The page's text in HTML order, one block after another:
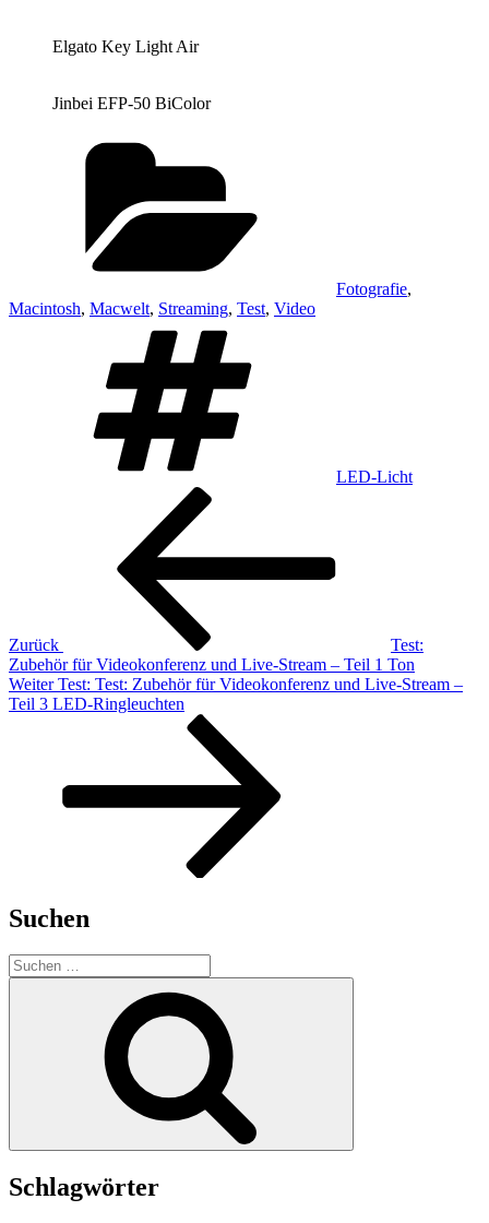
Elgato Key Light Air
Jinbei EFP-50 BiColor
Fotografie,
Macintosh, Macwelt, Streaming, Test, Video
LED-Licht
Beitragsnavigation
Zurück
Test:
Zubehör für Videokonferenz und Live-Stream – Teil 1 Ton
Nächster
Beitrag
Weiter Test: Test: Zubehör für Videokonferenz und Live-Stream –
Teil 3 LED-Ringleuchten
Suchen
Suchen
nach:
Schlagwörter